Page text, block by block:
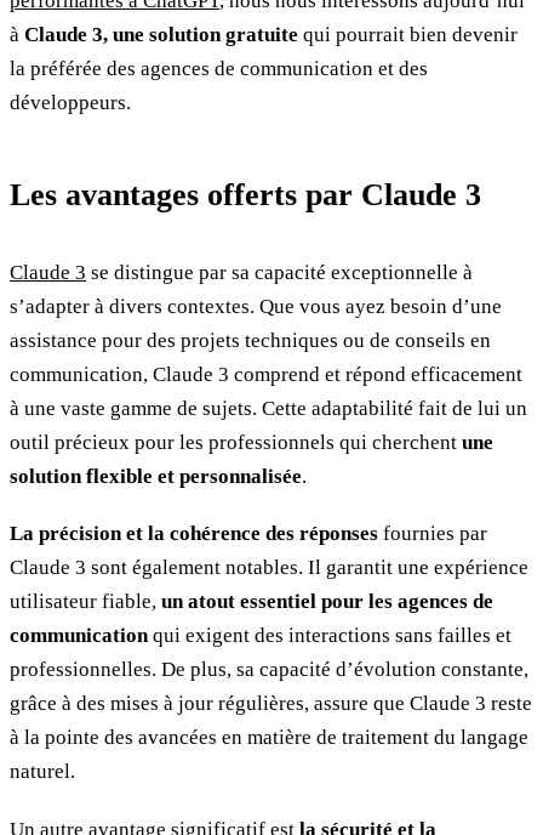
à Claude 3, une solution gratuite qui pourrait bien devenir
la préférée des agences de communication et des
développeurs.
Les avantages offerts par Claude 3
Claude 3 se distingue par sa capacité exceptionnelle à
s’adapter à divers contextes. Que vous ayez besoin d’une
assistance pour des projets techniques ou de conseils en
communication, Claude 3 comprend et répond efficacement
à une vaste gamme de sujets. Cette adaptabilité fait de lui un
outil précieux pour les professionnels qui cherchent une
solution flexible et personnalisée.
La précision et la cohérence des réponses fournies par
Claude 3 sont également notables. Il garantit une expérience
utilisateur fiable, un atout essentiel pour les agences de
communicationqui exigent des interactions sans failles et
professionnelles. De plus, sa capacité d’évolution constante,
grâce à des mises à jour régulières, assure que Claude 3 reste
à la pointe des avancées en matière de traitement du langage
naturel.
Un autre avantage significatif est la sécurité et la